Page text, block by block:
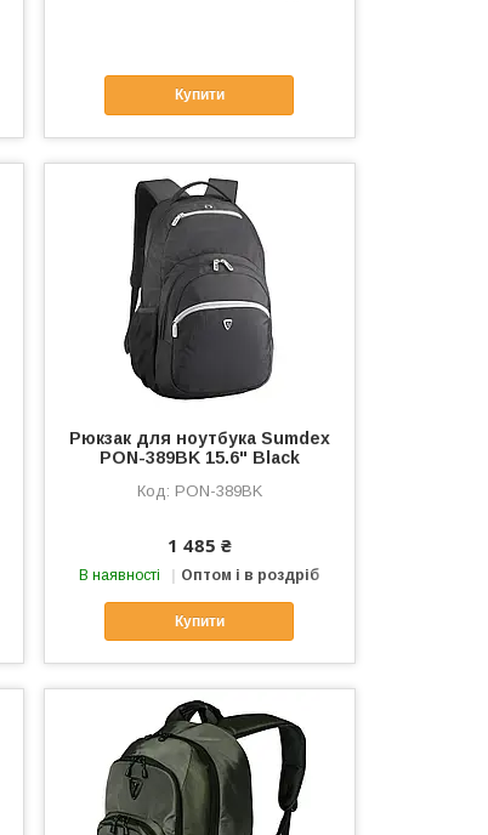
Купити
Рюкзак для ноутбука Sumdex
PON-389BK 15.6" Black
PON-389BK
1 485 ₴
В наявності Оптом і в роздріб
Купити